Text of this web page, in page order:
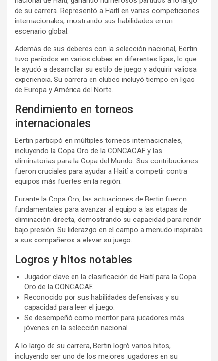
de su carrera. Representó a Haití en varias competiciones
internacionales, mostrando sus habilidades en un
escenario global.
Además de sus deberes con la selección nacional, Bertin
tuvo períodos en varios clubes en diferentes ligas, lo que
le ayudó a desarrollar su estilo de juego y adquirir valiosa
experiencia. Su carrera en clubes incluyó tiempo en ligas
de Europa y América del Norte.
Rendimiento en torneos
internacionales
Bertin participó en múltiples torneos internacionales,
incluyendo la Copa Oro de la CONCACAF y las
eliminatorias para la Copa del Mundo. Sus contribuciones
fueron cruciales para ayudar a Haití a competir contra
equipos más fuertes en la región.
Durante la Copa Oro, las actuaciones de Bertin fueron
fundamentales para avanzar al equipo a las etapas de
eliminación directa, demostrando su capacidad para rendir
bajo presión. Su liderazgo en el campo a menudo inspiraba
a sus compañeros a elevar su juego.
Logros y hitos notables
Jugador clave en la clasificación de Haití para la Copa
Oro de la CONCACAF.
Reconocido por sus habilidades defensivas y su
capacidad para leer el juego.
Se desempeñó como mentor para jugadores más
jóvenes en la selección nacional.
A lo largo de su carrera, Bertin logró varios hitos,
incluyendo ser uno de los mejores jugadores en su